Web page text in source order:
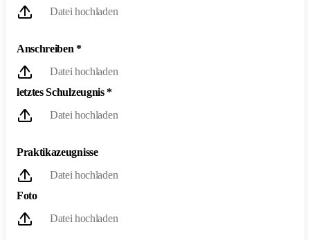
Datei hochladen
Anschreiben*
Datei hochladen
letztes Schulzeugnis*
Datei hochladen
Praktikazeugnisse
Datei hochladen
Foto
Datei hochladen